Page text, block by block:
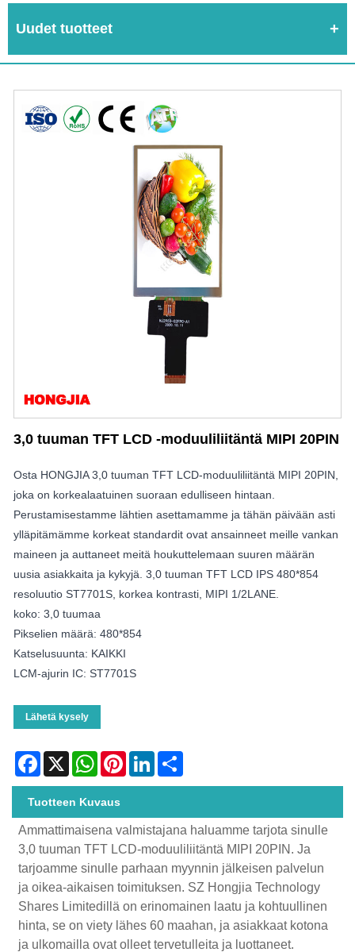
Uudet tuotteet
3,0 tuuman TFT LCD -moduuliliitäntä MIPI 20PIN
Osta HONGJIA 3,0 tuuman TFT LCD-moduuliliitäntä MIPI 20PIN,
joka on korkealaatuinen suoraan edulliseen hintaan.
Perustamisestamme lähtien asettamamme ja tähän päivään asti
ylläpitämämme korkeat standardit ovat ansainneet meille vankan
maineen ja auttaneet meitä houkuttelemaan suuren määrän
uusia asiakkaita ja kykyjä. 3,0 tuuman TFT LCD IPS 480*854
resoluutio ST7701S, korkea kontrasti, MIPI 1/2LANE.
koko: 3,0 tuumaa
Pikselien määrä: 480*854
Katselusuunta: KAIKKI
LCM-ajurin IC: ST7701S
Lähetä kysely
Facebook
X WhatsAppPinterestLinkedIn
Tuotteen Kuvaus
Ammattimaisena valmistajana haluamme tarjota sinulle
3,0 tuuman TFT LCD-moduuliliitäntä MIPI 20PIN. Ja
tarjoamme sinulle parhaan myynnin jälkeisen palvelun
ja oikea-aikaisen toimituksen. SZ Hongjia Technology
Shares Limitedillä on erinomainen laatu ja kohtuullinen
hinta, se on viety lähes 60 maahan, ja asiakkaat kotona
ja ulkomailla ovat olleet tervetulleita ja luottaneet.